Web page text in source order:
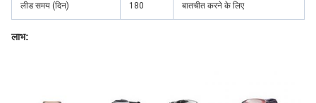
लीड समय (दिन) 180 बातचीत करने के लिए
लाभ: